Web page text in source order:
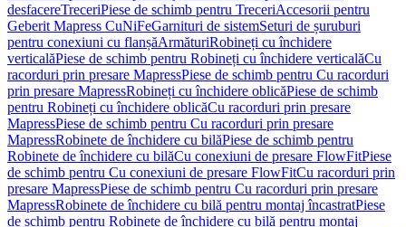
desfacereTreceriPiese de schimb pentru TreceriAccesorii pentru
Geberit Mapress CuNiFeGarnituri de sistemSeturi de șuruburi
pentru conexiuni cu flanșăArmăturiRobineți cu închidere
verticalăPiese de schimb pentru Robineți cu închidere verticalăCu
racorduri prin presare MapressPiese de schimb pentru Cu racorduri
prin presare MapressRobineți cu închidere oblicăPiese de schimb
pentru Robineți cu închidere oblicăCu racorduri prin presare
MapressPiese de schimb pentru Cu racorduri prin presare
MapressRobinete de închidere cu bilăPiese de schimb pentru
Robinete de închidere cu bilăCu conexiuni de presare FlowFitPiese
de schimb pentru Cu conexiuni de presare FlowFitCu racorduri prin
presare MapressPiese de schimb pentru Cu racorduri prin presare
MapressRobinete de închidere cu bilă pentru montaj încastratPiese
de schimb pentru Robinete de închidere cu bilă pentru montaj